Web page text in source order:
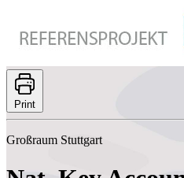
Print
Großraum Stuttgart